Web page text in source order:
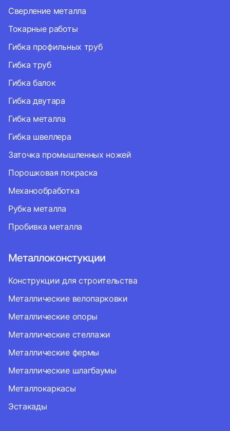
Сверление металла
Токарные работы
Гибка профильных труб
Гибка труб
Гибка балок
Гибка двутара
Гибка металла
Гибка швеллера
Заточка промышленных ножей
Порошковая покраска
Механообработка
Рубка металла
Пробивка металла
Металлоконстукции
Конструкции для строительства
Металлические велопарковки
Металлические опоры
Металлические стеллажи
Металлические фермы
Металлические шлагбаумы
Металлокаркасы
Эстакады